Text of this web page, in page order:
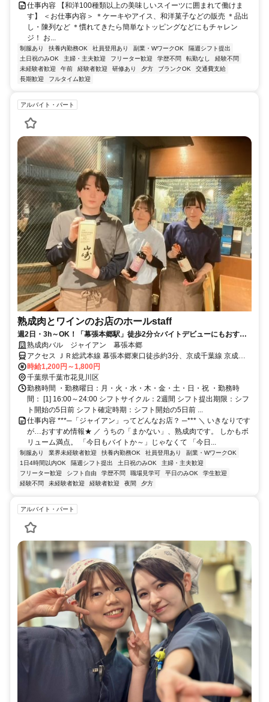
仕事内容 【和洋100種類以上の美味しいスイーツに囲まれて働けま
す】 ＜お仕事内容＞ ＊ケーキやアイス、和洋菓子などの販売 ＊品出
し・陳列など ＊慣れてきたら簡単なトッピングなどにもチャレン
ジ！ お...
制服あり 扶養内勤務OK 社員登用あり 副業・WワークOK
隔週シフト提出
土日祝のみOK
主婦・主夫歓迎 フリーター歓迎 学歴不問 転勤なし
経験不問
未経験者歓迎
午前 経験者歓迎 研修あり 夕方 ブランクOK
交通費支給
長期歓迎
フルタイム歓迎
アルバイト・パート
熟成肉とワインのお店のホールstaff
週2日・3h～OK！「幕張本郷駅」徒歩2分☆バイトデビューにもおすす
め◎毎月昇給チャンス♪まかないアリ☆
熟成肉バル ジャイアン 幕張本郷
アクセス ＪＲ総武本線 幕張本郷東口徒歩約3分、京成千葉線 京成幕
張本郷東口徒歩約3分、京成本線 京成大久保徒歩約20分 総武線「幕
張本郷駅」より徒歩2分
時給1,200円～1,800円
千葉県千葉市花見川区
勤務時間 ・勤務曜日：月・火・水・木・金・土・日・祝 ・勤務時
間： [1] 16:00～24:00 シフトサイクル：2週間 シフト提出期限：シフ
ト開始の5日前 シフト確定時期：シフト開始の5日前 ...
仕事内容 ***─「ジャイアン」ってどんなお店？ ─*** ＼ いきなりです
が…おすすめ情報★ ／ うちの「まかない」、熟成肉です。 しかもボ
リューム満点。 「今日もバイトか～」じゃなくて 「今日...
制服あり 業界未経験者歓迎 扶養内勤務OK 社員登用あり
副業・WワークOK
1日4時間以内OK
隔週シフト提出 土日祝のみOK
主婦・主夫歓迎
フリーター歓迎
シフト自由 学歴不問 職場見学可 平日のみOK
学生歓迎
経験不問
未経験者歓迎 経験者歓迎 夜間 夕方
アルバイト・パート